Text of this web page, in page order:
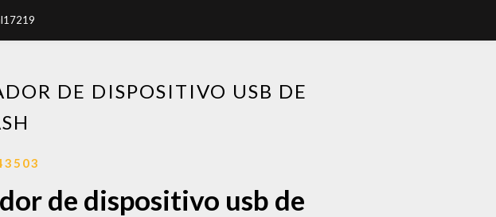
DE DISPOSITIVO USB DE
de dispositivo usb de